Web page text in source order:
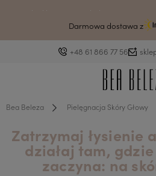
Drodzy klienci ze względu na awarię
wydłużeniu.
Darmowa dostawa z
+48 61 866 77 56
Bea Beleza Pielęgnacja Skóry Głowy
Zatrzymaj łysienie
działaj tam,
zaczyna: na